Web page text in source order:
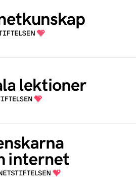
som hjälper dig att bli en
internetanvändare
med färdiga lektioner
i grundskolan
och internet
av svenska folkets
internetvanor